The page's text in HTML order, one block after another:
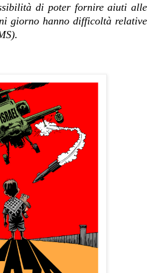
di poter fornire aiuti alle
giorno hanno difficoltà relative